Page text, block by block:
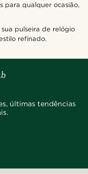
para qualquer ocasião,
pulseira de relógio
refinado.
últimas tendências